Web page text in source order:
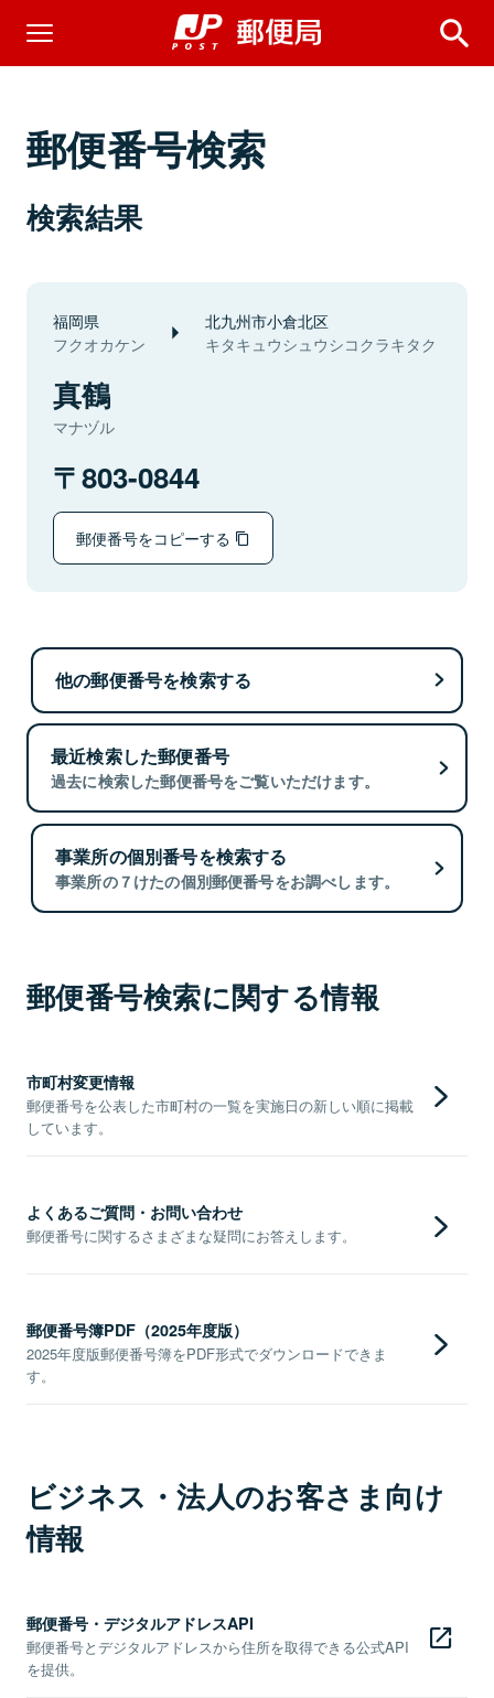
郵便番号検索
検索結果
福岡県
フクオカケン
北九州市小倉北区
キタキュウシュウシコクラキタク
真鶴
マナヅル
803-0844
郵便番号をコピーする
他の郵便番号を検索する
最近検索した郵便番号
過去に検索した郵便番号をご覧いただけます。
事業所の個別番号を検索する
事業所の７けたの個別郵便番号をお調べします。
郵便番号検索に関する情報
市町村変更情報
郵便番号を公表した市町村の一覧を実施日の新しい順に掲載
しています。
よくあるご質問・お問い合わせ
郵便番号に関するさまざまな疑問にお答えします。
郵便番号簿PDF（2025年度版）
2025年度版郵便番号簿をPDF形式でダウンロードできま
す。
ビジネス・法人のお客さま向け
情報
郵便番号・デジタルアドレスAPI
郵便番号とデジタルアドレスから住所を取得できる公式API
を提供。